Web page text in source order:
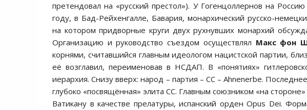
претендовал на «русский престол»). У Гогенцоллернов на
году, в Бад-Рейхенгалле, Бавария, монархический русско-
на котором придворные круги двух рухнувших монархий
Организацию и руководство съездом осуществлял Макс фон
корнями, считавшийся главным идеологом нацистской партии,
её возглавил, переименовав в НСДАП. В «понятиях»
иерархия. Снизу вверх: народ – партия – СС – Ahnenerbe.
глубоко «посвящённая» элита СС. Главным союзником «на
Ватикану в качестве прелатуры, испанский орден Opus Dei.